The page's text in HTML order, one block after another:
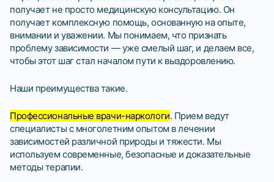
получает не просто медицинскую консультацию. Он
получает комплексную помощь, основанную на опыте,
внимании и уважении. Мы понимаем, что признать
проблему зависимости — уже смелый шаг, и делаем все,
чтобы этот шаг стал началом пути к выздоровлению.
Наши преимущества такие.
Профессиональные врачи-наркологи. Прием ведут
специалисты с многолетним опытом в лечении
зависимостей различной природы и тяжести. Мы
используем современные, безопасные и доказательные
методы терапии.